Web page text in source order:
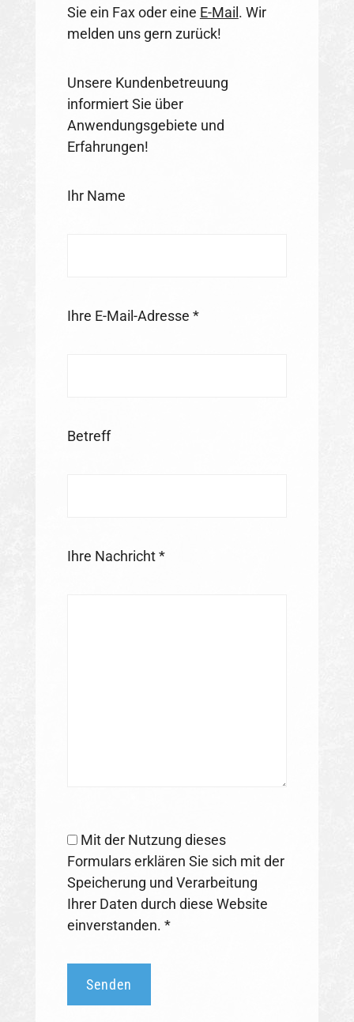
Sie ein Fax oder eine E-Mail . Wir
melden uns gern zurück!
Unsere Kundenbetreuung
informiert Sie über
Anwendungsgebiete und
Erfahrungen!
Ihr Name
Ihre E-Mail-Adresse *
Betreff
Ihre Nachricht *
Mit der Nutzung dieses
Formulars erklären Sie sich mit der
Speicherung und Verarbeitung
Ihrer Daten durch diese Website
einverstanden. *